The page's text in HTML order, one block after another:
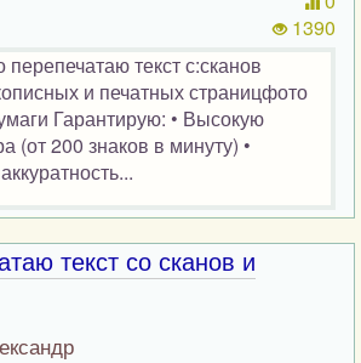
1390
текст с:сканов
и печатных страницфото
Гарантирую: • Высокую
(от 200 знаков в минуту) •
текст со сканов и